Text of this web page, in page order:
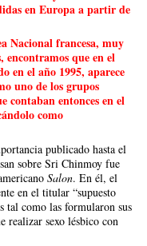
en Europa a partir de
Nacional francesa, muy
encontramos que en el
en el año 1995, aparece
uno de los grupos
contaban entonces en el
como
publicado hasta el
sobre Sri Chinmoy fue
Salon. En él, el
en el titular “supuesto
tal como las formularon sus
realizar sexo lésbico con